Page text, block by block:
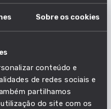
Sobre os cookies
conteúdo e
de redes sociais e
partilhamos
do site com os
qualificado da
combinadas,
organizam e executam
animais para a
para venda ou
outras empresas, em